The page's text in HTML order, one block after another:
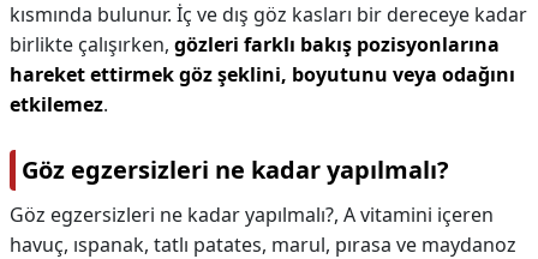
kısmında bulunur. İç ve dış göz kasları bir dereceye kadar
birlikte çalışırken, gözleri farklı bakış pozisyonlarına
hareket ettirmek göz şeklini, boyutunu veya odağını
etkilemez.
Göz egzersizleri ne kadar yapılmalı?
Göz egzersizleri ne kadar yapılmalı?, A vitamini içeren
havuç, ıspanak, tatlı patates, marul, pırasa ve maydanoz